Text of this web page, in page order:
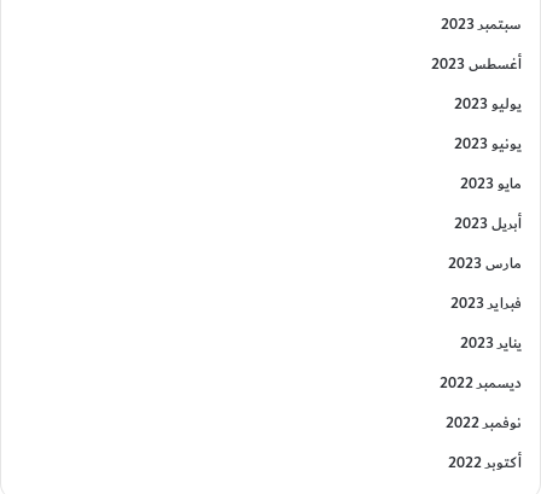
سبتمبر 2023
أغسطس 2023
يوليو 2023
يونيو 2023
مايو 2023
أبريل 2023
مارس 2023
فبراير 2023
يناير 2023
ديسمبر 2022
نوفمبر 2022
أكتوبر 2022